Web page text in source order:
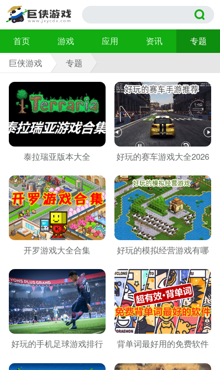
首页 游戏 应用 资讯
专题
巨侠游戏
专题
泰拉瑞亚版本大全 好玩的赛车游戏大全2026
开罗游戏大全合集
好玩的模拟经营游戏有哪
些
好玩的手机足球游戏排行
榜
背单词最好用的免费软件